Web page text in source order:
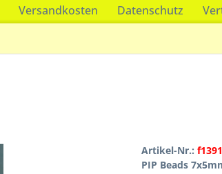
Versandkosten Datenschutz
Artikel-Nr.:
PIP Beads